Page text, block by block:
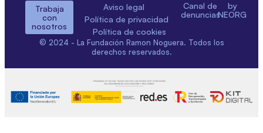
Trabaja
con
nosotros
Aviso legal
Política de privacidad
Política de cookies
Canal de
denuncias
by
NEORG
© 2024 - La Fundación Ramon Noguera. Todos los
derechos reservados.